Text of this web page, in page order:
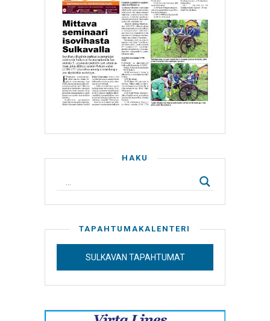
HAKU
TAPAHTUMAKALENTERI
SULKAVAN TAPAHTUMAT